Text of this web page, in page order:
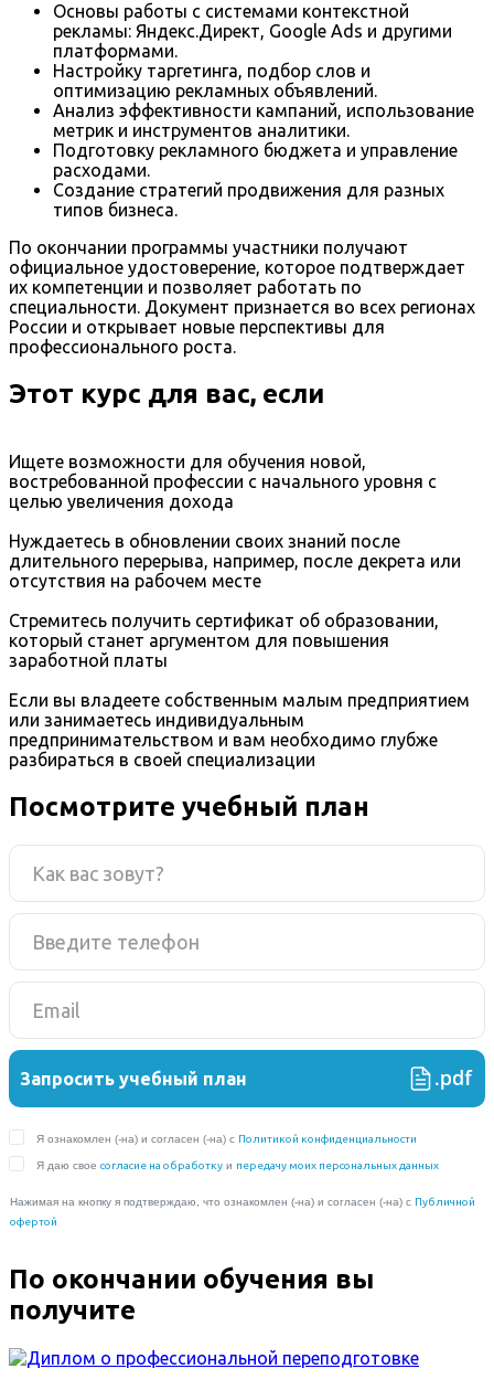
Основы работы с системами контекстной
рекламы: Яндекс.Директ, Google Ads и другими
платформами.
Настройку таргетинга, подбор слов и
оптимизацию рекламных объявлений.
Анализ эффективности кампаний, использование
метрик и инструментов аналитики.
Подготовку рекламного бюджета и управление
расходами.
Создание стратегий продвижения для разных
типов бизнеса.
По окончании программы участники получают
официальное удостоверение, которое подтверждает
их компетенции и позволяет работать по
специальности. Документ признается во всех регионах
России и открывает новые перспективы для
профессионального роста.
Этот курс для вас, если
Ищете возможности для обучения новой,
востребованной профессии с начального уровня с
целью увеличения дохода
Нуждаетесь в обновлении своих знаний после
длительного перерыва, например, после декрета или
отсутствия на рабочем месте
Стремитесь получить сертификат об образовании,
который станет аргументом для повышения
заработной платы
Если вы владеете собственным малым предприятием
или занимаетесь индивидуальным
предпринимательством и вам необходимо глубже
разбираться в своей специализации
Посмотрите учебный план
По окончании обучения вы
получите